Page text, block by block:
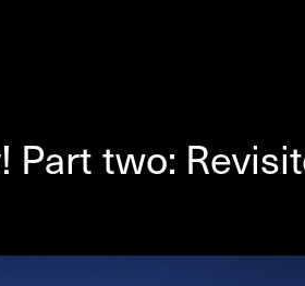
Part two: